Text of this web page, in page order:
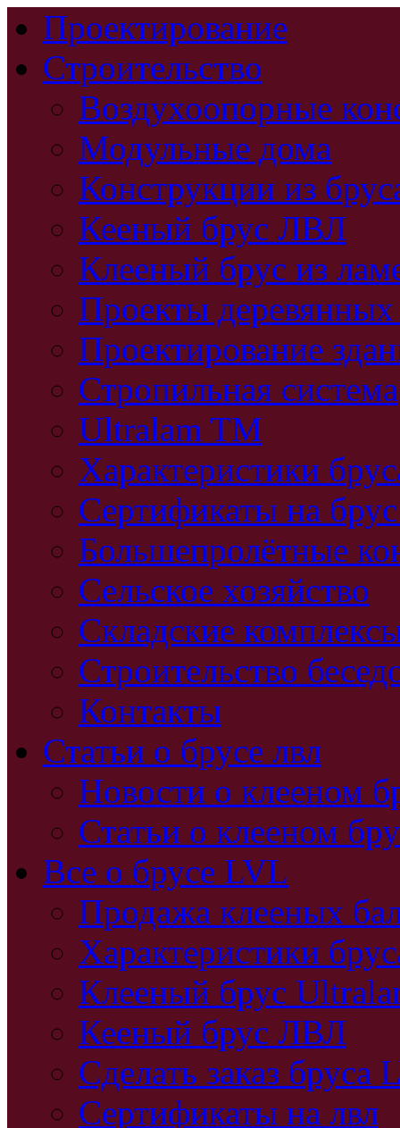
Проектирование
Строительство
Воздухоопорные
Модульные дома
Конструкции из
Кееный брус ЛВЛ
Клееный брус из
Проекты
Проектирование
Стропильная система
Ultralam TM
Характеристики
Сертификаты на
Большепролётные
Сельское хозяйство
Складские
Строительство
Контакты
Статьи о брусе лвл
Новости о клееном
Статьи о клееном
Все о брусе LVL
Продажа клееных
Характеристики
Клееный брус
Кееный брус ЛВЛ
Сделать заказ бруса
Сертификаты на лвл